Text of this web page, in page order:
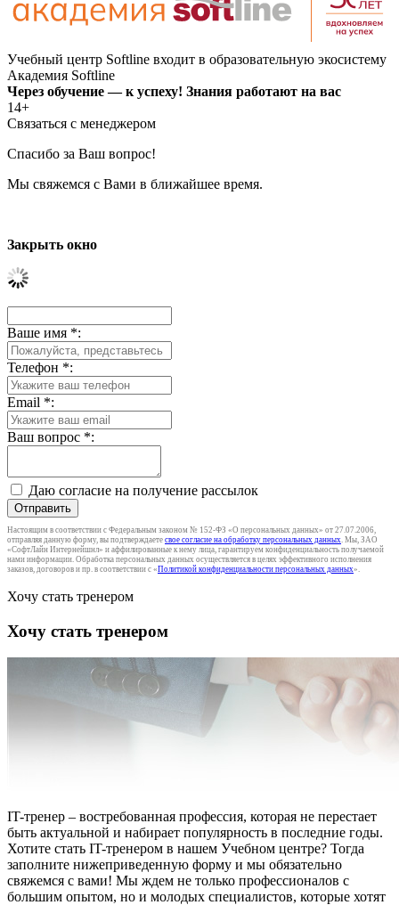
Учебный центр Softline входит в образовательную экосистему
Академия Softline
Через обучение — к успеху! Знания работают на вас
14+
Связаться с менеджером
Спасибо за Ваш вопрос!
Мы свяжемся с Вами в ближайшее время.
Закрыть окно
Ваше имя *:
Телефон *:
Email *:
Ваш вопрос *:
Даю согласие на получение рассылок
Отправить
Настоящим в соответствии с Федеральным законом № 152-ФЗ «О персональных данных» от 27.07.2006,
отправляя данную форму, вы подтверждаете свое согласие на обработку персональных данных . Мы, ЗАО
«СофтЛайн Интернейшнл» и аффилированные к нему лица, гарантируем конфиденциальность получаемой
нами информации. Обработка персональных данных осуществляется в целях эффективного исполнения
заказов, договоров и пр. в соответствии с «Политикой конфиденциальности персональных данных».
Хочу стать тренером
Хочу стать тренером
IT-тренер – востребованная профессия, которая не перестает
быть актуальной и набирает популярность в последние годы.
Хотите стать IT-тренером в нашем Учебном центре? Тогда
заполните нижеприведенную форму и мы обязательно
свяжемся с вами! Мы ждем не только профессионалов с
большим опытом, но и молодых специалистов, которые хотят